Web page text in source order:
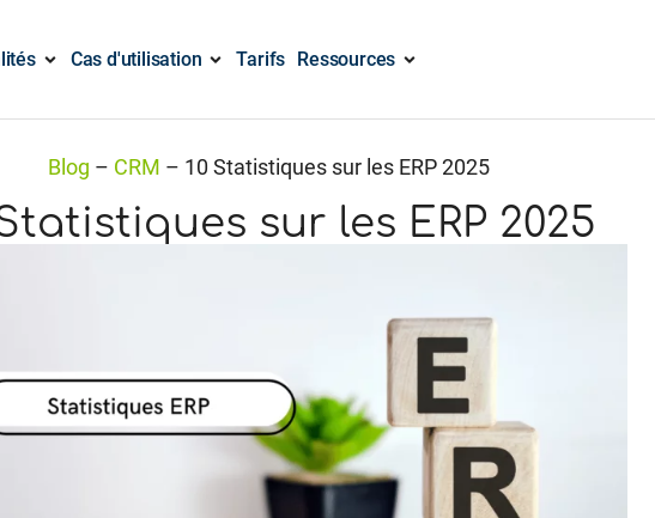
Cas d'utilisation Tarifs Ressources
Blog – CRM – 10 Statistiques sur les ERP 2025
sur les ERP 2025